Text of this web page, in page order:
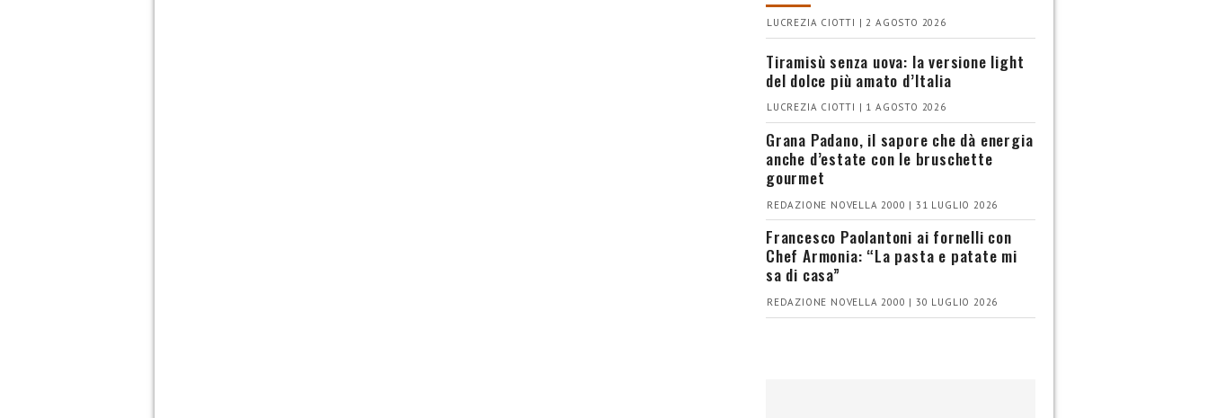
LUCREZIA CIOTTI | 2 AGOSTO 2026
Tiramisù senza uova: la versione light
del dolce più amato d’Italia
LUCREZIA CIOTTI | 1 AGOSTO 2026
Grana Padano, il sapore che dà energia
anche d’estate con le bruschette
gourmet
REDAZIONE NOVELLA 2000 | 31 LUGLIO 2026
Francesco Paolantoni ai fornelli con
Chef Armonia: “La pasta e patate mi
sa di casa”
REDAZIONE NOVELLA 2000 | 30 LUGLIO 2026